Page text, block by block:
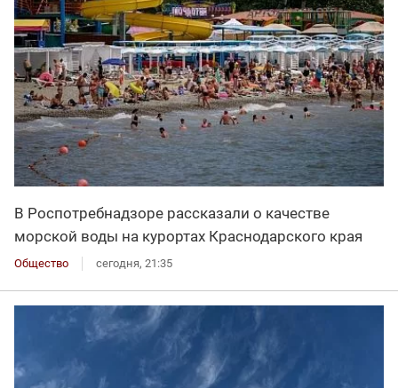
В Роспотребнадзоре рассказали о качестве
морской воды на курортах Краснодарского края
Общество сегодня, 21:35